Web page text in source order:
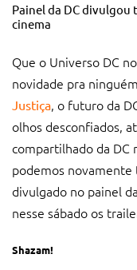
Painel da DC
cinema
Que o Universo DC
novidade pra
Justiça, o futuro da
olhos desconfiados,
compartilhado da DC
podemos novamente
divulgado no painel
nesse sábado os
Shazam!